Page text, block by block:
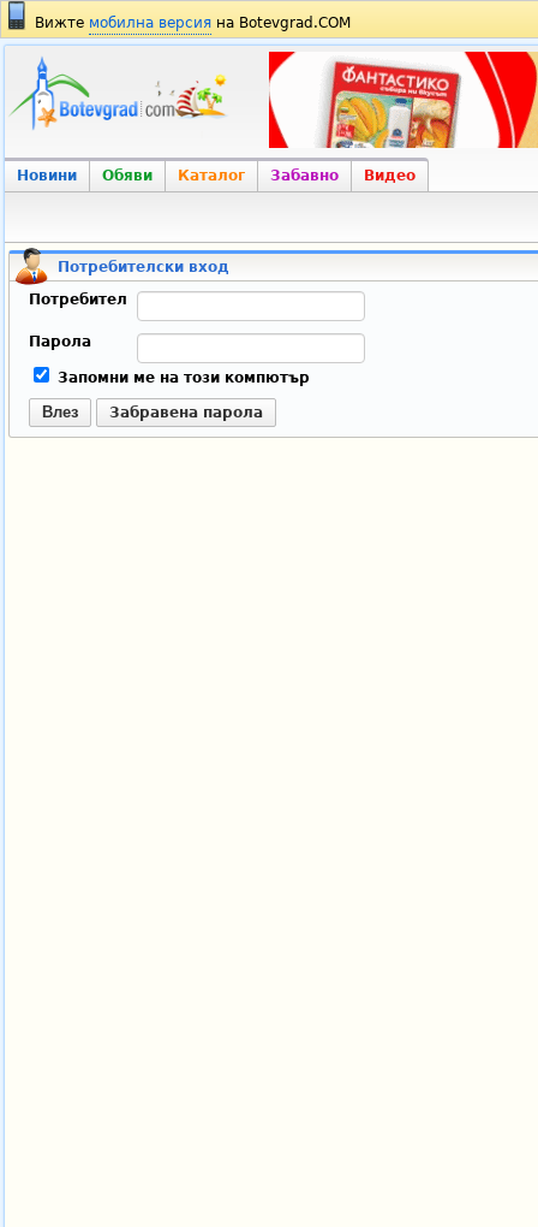
Вижте мобилна версия на Botevgrad.COM
Новини Обяви Каталог Забавно Видео
Потребителски вход
Потребител
Парола
Запомни ме на този компютър
Влез Забравена парола